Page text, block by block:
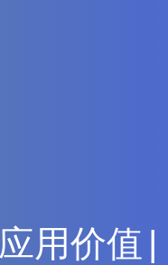
应用价值